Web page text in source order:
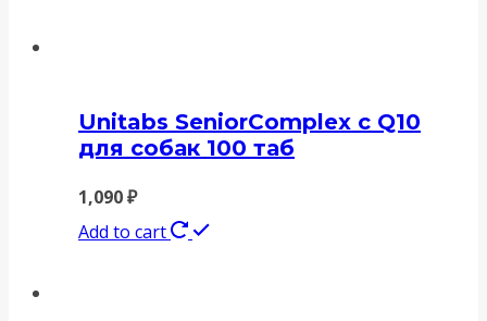
Unitabs SeniorComplex с Q10
для собак 100 таб
1,090₽
Add to cart